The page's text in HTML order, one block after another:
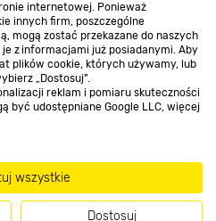
internetowej. Ponieważ
innych firm, poszczególne
mogą zostać przekazane do naszych
z informacjami już posiadanymi. Aby
plików cookie, których używamy, lub
„Dostosuj”.
reklam i pomiaru skuteczności
być udostępniane Google LLC, więcej
wszystkie
Dostosuj